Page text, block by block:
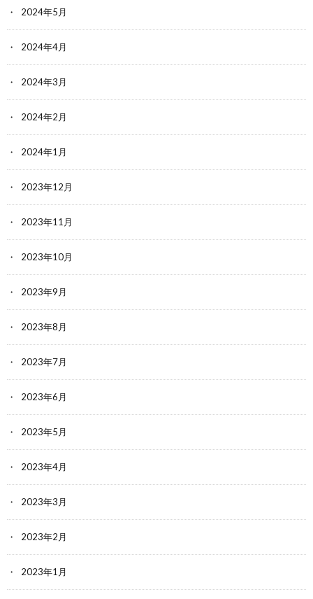
2024年5月
2024年4月
2024年3月
2024年2月
2024年1月
2023年12月
2023年11月
2023年10月
2023年9月
2023年8月
2023年7月
2023年6月
2023年5月
2023年4月
2023年3月
2023年2月
2023年1月